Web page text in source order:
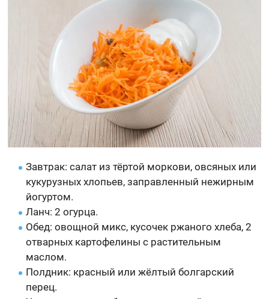
Завтрак: салат из тёртой моркови, овсяных или
кукурузных хлопьев, заправленный нежирным
йогуртом.
Ланч: 2 огурца.
Обед: овощной микс, кусочек ржаного хлеба, 2
отварных картофелины с растительным
маслом.
Полдник: красный или жёлтый болгарский
перец.